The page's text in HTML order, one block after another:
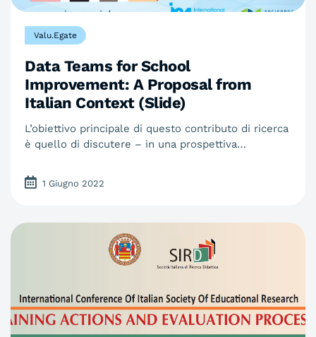
Valu.Egate
Data Teams for School
Improvement: A Proposal from
Italian Context (Slide)
L’obiettivo principale di questo contributo di ricerca
è quello di discutere – in una prospettiva…
1 Giugno 2022